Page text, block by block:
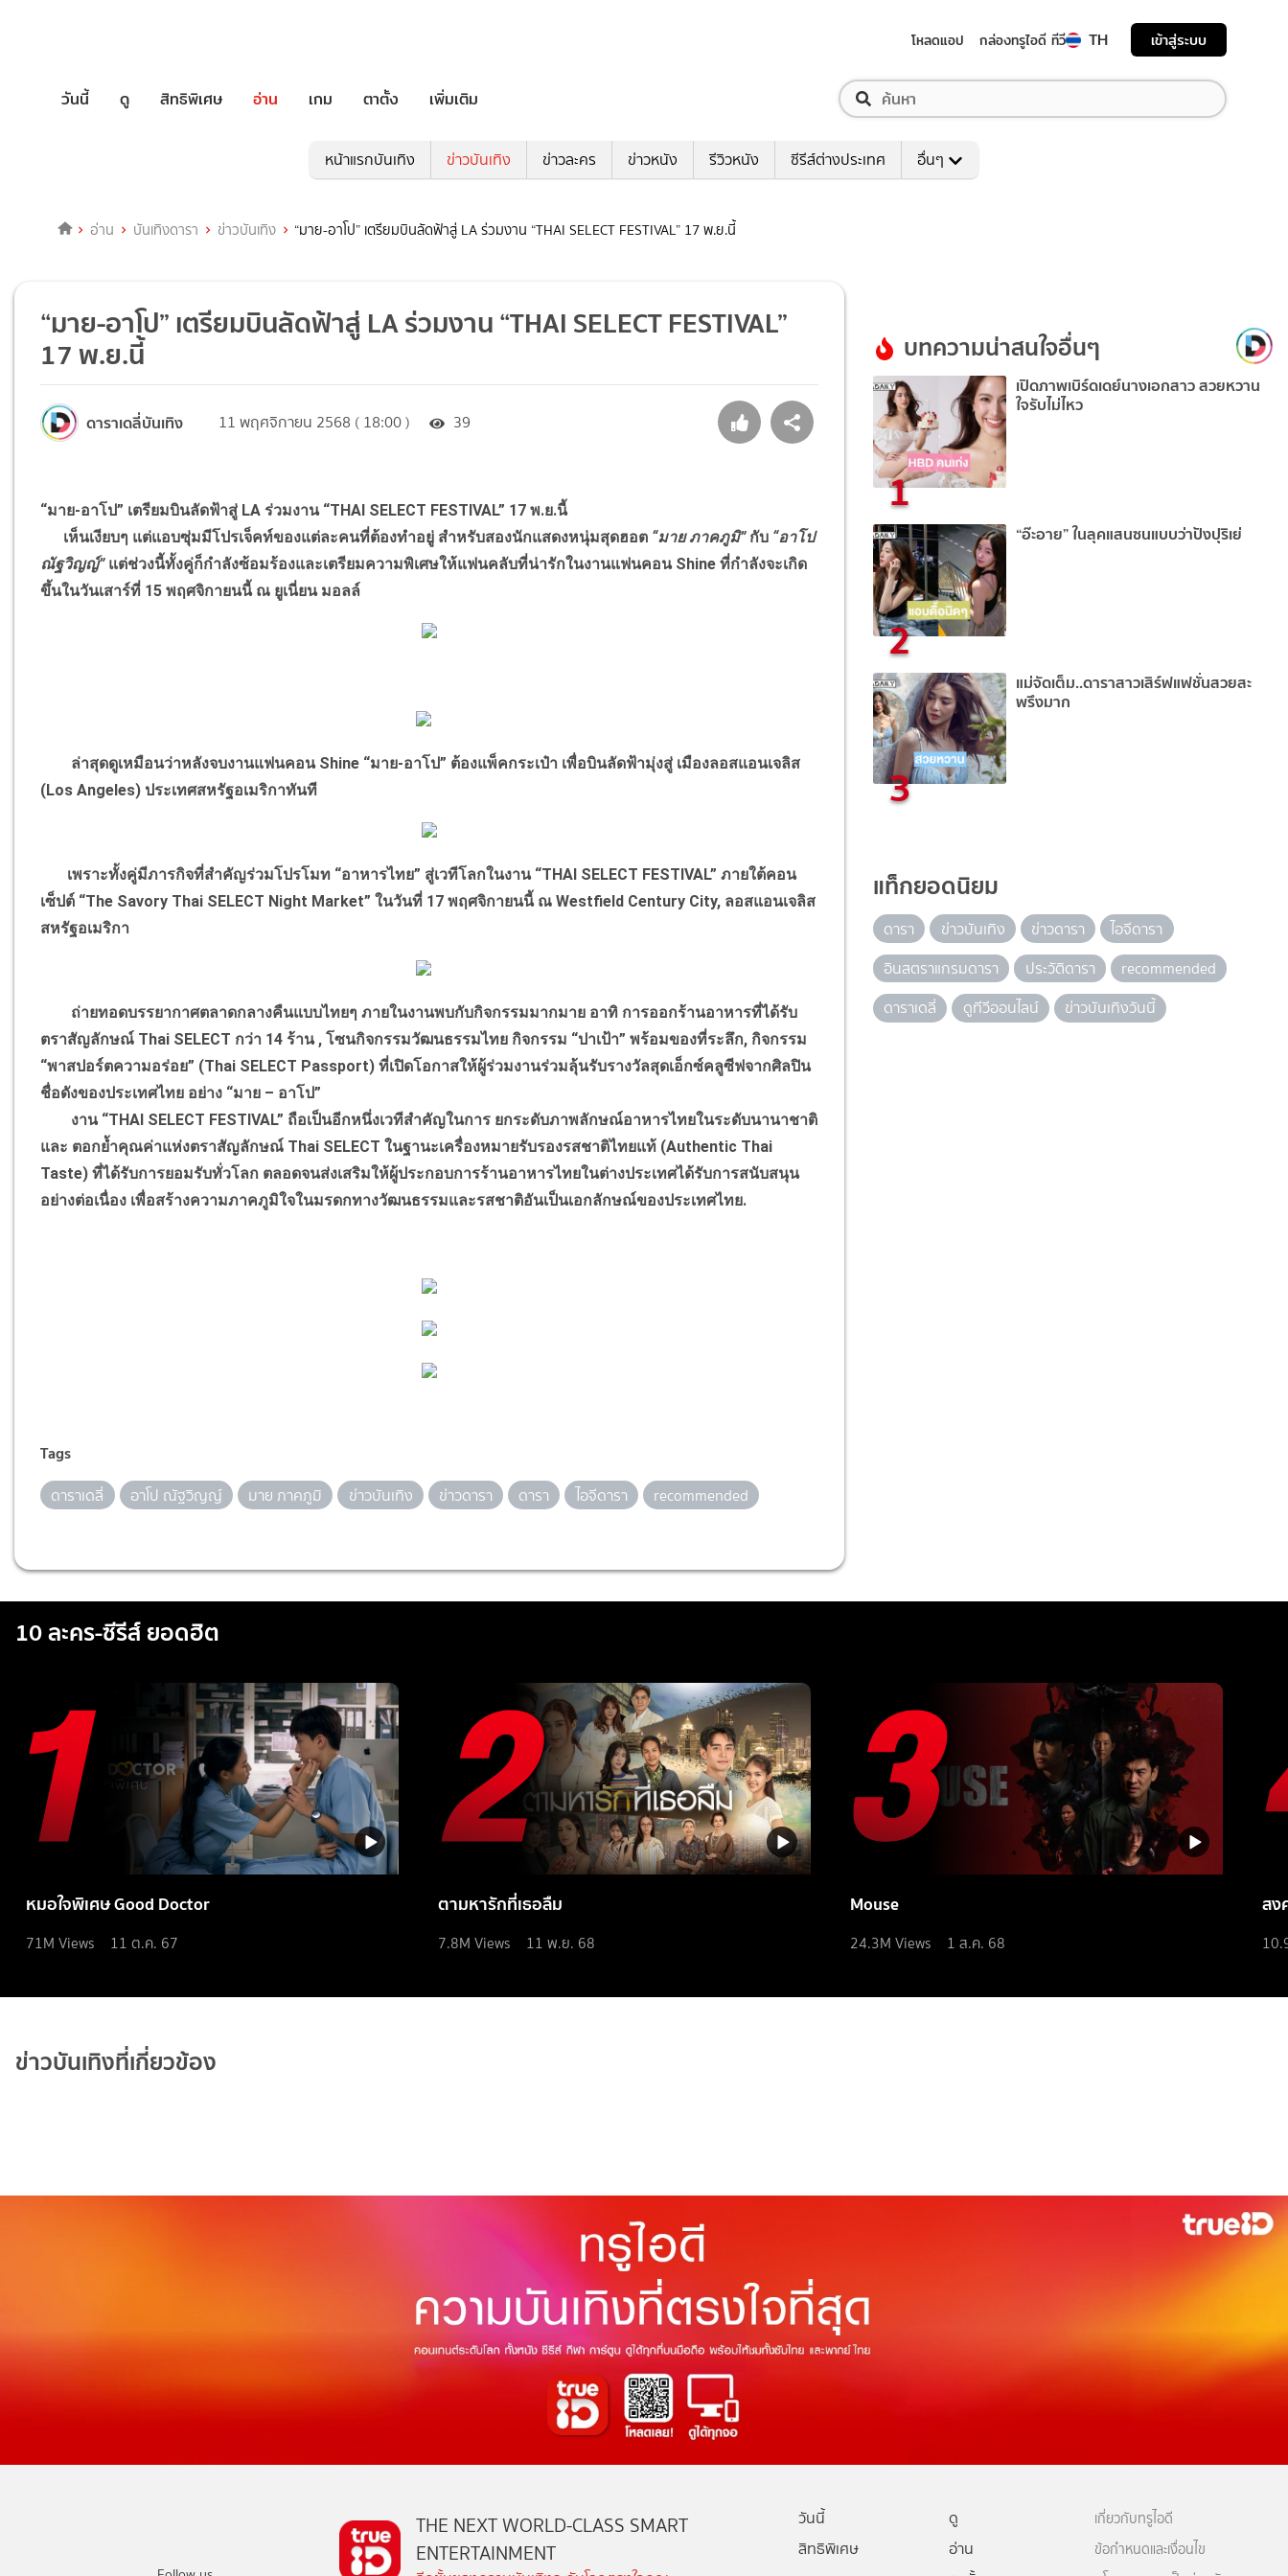
โหลดแอป กล่องทรูไอดี ทีวี TH เข้าสู่ระบบ
วันนี้ ดู สิทธิพิเศษ อ่าน เกม ตาตั้ง เพิ่มเติม
หน้าแรกบันเทิง ข่าวบันเทิง ข่าวละคร ข่าวหนัง รีวิวหนัง ซีรีส์ต่างประเทศ อื่นๆ
อ่าน บันเทิงดารา ข่าวบันเทิง “มาย-อาโป” เตรียมบินลัดฟ้าสู่ LA ร่วมงาน “THAI SELECT FESTIVAL” 17 พ.ย.นี้
“มาย-อาโป” เตรียมบินลัดฟ้าสู่ LA ร่วมงาน “THAI SELECT FESTIVAL”
17 พ.ย.นี้
ดาราเดลี่บันเทิง 11 พฤศจิกายน 2568 ( 18:00 ) 39
“มาย-อาโป” เตรียมบินลัดฟ้าสู่ LA ร่วมงาน “THAI SELECT FESTIVAL” 17 พ.ย.นี้
เห็นเงียบๆ แต่แอบซุ่มมีโปรเจ็คท์ของแต่ละคนที่ต้องทำอยู่ สำหรับสองนักแสดงหนุ่มสุดฮอต “มาย ภาคภูมิ” กับ “อาโป
ณัฐวิญญ์”แต่ช่วงนี้ทั้งคู่ก็กำลังซ้อมร้องและเตรียมความพิเศษให้แฟนคลับที่น่ารักในงานแฟนคอน Shine ที่กำลังจะเกิด
ขึ้นในวันเสาร์ที่ 15 พฤศจิกายนนี้ ณ ยูเนี่ยน มอลล์
ล่าสุดดูเหมือนว่าหลังจบงานแฟนคอน Shine “มาย-อาโป” ต้องแพ็คกระเป๋า เพื่อบินลัดฟ้ามุ่งสู่ เมืองลอสแอนเจลิส
(Los Angeles) ประเทศสหรัฐอเมริกาทันที
เพราะทั้งคู่มีภารกิจที่สำคัญร่วมโปรโมท “อาหารไทย” สู่เวทีโลกในงาน “THAI SELECT FESTIVAL” ภายใต้คอน
เซ็ปต์ “The Savory Thai SELECT Night Market” ในวันที่ 17 พฤศจิกายนนี้ ณ Westfield Century City, ลอสแอนเจลิส
สหรัฐอเมริกา
ถ่ายทอดบรรยากาศตลาดกลางคืนแบบไทยๆ ภายในงานพบกับกิจกรรมมากมาย อาทิ การออกร้านอาหารที่ได้รับ
ตราสัญลักษณ์ Thai SELECT กว่า 14 ร้าน , โซนกิจกรรมวัฒนธรรมไทย กิจกรรม “ปาเป้า” พร้อมของที่ระลึก, กิจกรรม
“พาสปอร์ตความอร่อย” (Thai SELECT Passport) ที่เปิดโอกาสให้ผู้ร่วมงานร่วมลุ้นรับรางวัลสุดเอ็กซ์คลูซีฟจากศิลปิน
ชื่อดังของประเทศไทย อย่าง “มาย – อาโป”
งาน “THAI SELECT FESTIVAL” ถือเป็นอีกหนึ่งเวทีสำคัญในการ ยกระดับภาพลักษณ์อาหารไทยในระดับนานาชาติ
และ ตอกย้ำคุณค่าแห่งตราสัญลักษณ์ Thai SELECT ในฐานะเครื่องหมายรับรองรสชาติไทยแท้ (Authentic Thai
Taste) ที่ได้รับการยอมรับทั่วโลก ตลอดจนส่งเสริมให้ผู้ประกอบการร้านอาหารไทยในต่างประเทศได้รับการสนับสนุน
อย่างต่อเนื่อง เพื่อสร้างความภาคภูมิใจในมรดกทางวัฒนธรรมและรสชาติอันเป็นเอกลักษณ์ของประเทศไทย.
Tags
ดาราเดลี่ อาโป ณัฐวิญญ์ มาย ภาคภูมิ ข่าวบันเทิง ข่าวดารา ดารา ไอจีดารา recommended
บทความน่าสนใจอื่นๆ
1
เปิดภาพเบิร์ดเดย์นางเอกสาว สวยหวาน
ใจรับไม่ไหว
2
“อ๊ะอาย” ในลุคแสนซนแบบว่าปังปุริเย่
3
แม่จัดเต็ม..ดาราสาวเสิร์ฟแฟชั่นสวยสะ
พรึงมาก
แท็กยอดนิยม
ดารา ข่าวบันเทิง ข่าวดารา
ไอจีดารา
อินสตราแกรมดารา
ประวัติดารา
recommended
ดาราเดลี่
ดูทีวีออนไลน์ ข่าวบันเทิงวันนี้
10 ละคร-ซีรีส์ ยอดฮิต
หมอใจพิเศษ Good Doctor
71M Views 11 ต.ค. 67
ตามหารักที่เธอลืม
7.8M Views 11 พ.ย. 68
Mouse
24.3M Views 1 ส.ค. 68
สง
ข่าวบันเทิงที่เกี่ยวข้อง
THE NEXT WORLD-CLASS SMART
ENTERTAINMENT
วันนี้
ดู
สิทธิพิเศษ
อ่าน
เกี่ยวกับทรูไอดี
ข้อกำหนดและเงื่อนไข